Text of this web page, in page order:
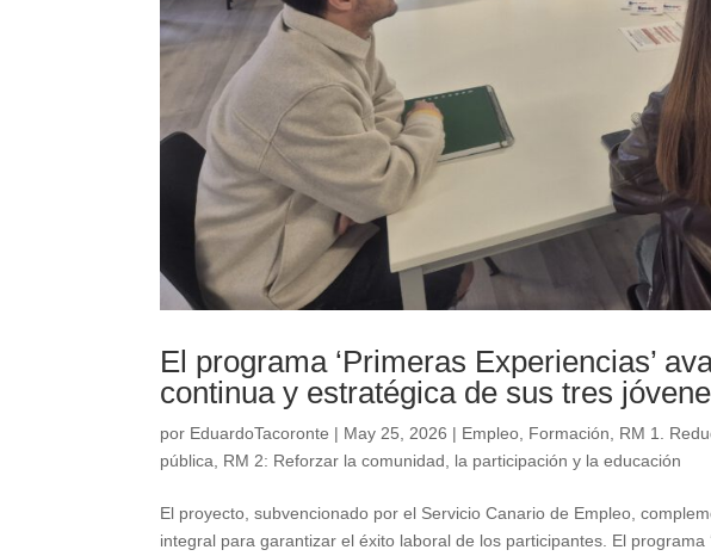
El programa ‘Primeras Experiencias’
continua y estratégica de sus tres
por EduardoTacoronte | May 25, 2026 | Empleo Formación
RM 1.
pública
RM 2: Reforzar la comunidad, la participación y la educación
El proyecto, subvencionado por el Servicio Canario de Empleo,
integral para garantizar el éxito laboral de los participantes. El